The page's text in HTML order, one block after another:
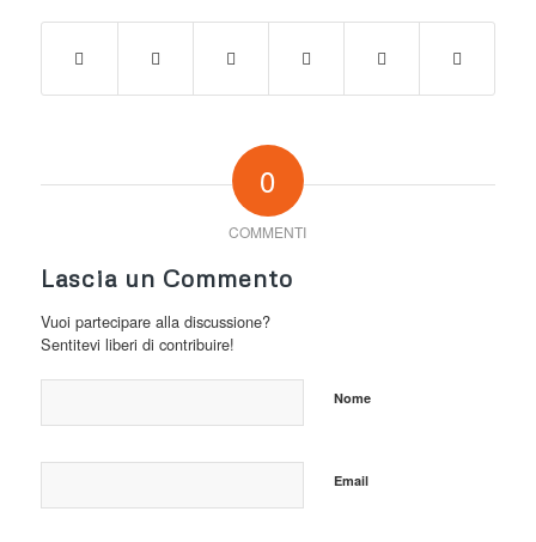
0
COMMENTI
Lascia un Commento
Vuoi partecipare alla discussione?
Sentitevi liberi di contribuire!
Nome
Email